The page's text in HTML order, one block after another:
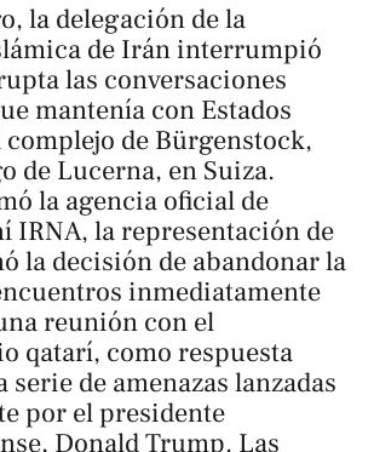
la delegación de la
de Irán interrumpió
las conversaciones
mantenía con Estados
complejo de Bürgenstock,
de Lucerna, en Suiza.
la agencia oficial de
IRNA, la representación de
la decisión de abandonar la
inmediatamente
reunión con el
qatarí, como respuesta
serie de amenazas lanzadas
por el presidente
Donald Trump. Las